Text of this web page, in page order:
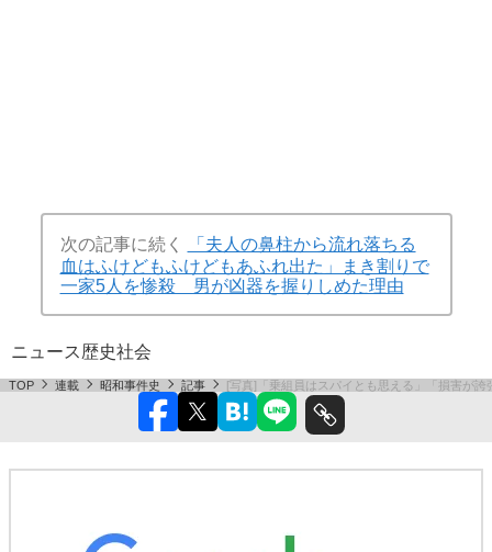
次の記事に続く
「夫人の鼻柱から流れ落ちる
血はふけどもふけどもあふれ出た」まき割りで
一家5人を惨殺 男が凶器を握りしめた理由
ニュース歴史社会
TOP 連載 昭和事件史 記事 [写真]「乗組員はスパイとも思える」「損害が